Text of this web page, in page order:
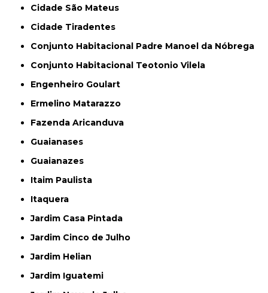
Cidade São Mateus
Cidade Tiradentes
Conjunto Habitacional Padre Manoel da Nóbrega
Conjunto Habitacional Teotonio Vilela
Engenheiro Goulart
Ermelino Matarazzo
Fazenda Aricanduva
Guaianases
Guaianazes
Itaim Paulista
Itaquera
Jardim Casa Pintada
Jardim Cinco de Julho
Jardim Helian
Jardim Iguatemi